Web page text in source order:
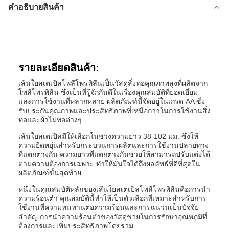
คําอธิบายสินค้า
รายละเอียดสินค้า:
เส้นใยสเตเปิลโพลีโพรพิลีนเป็นวัสดุสิ่งทอคุณภาพสูงที่ผลิตจาก
โพลีโพรพิลีน ซึ่งเป็นที่รู้จักกันดีในเรื่องคุณสมบัติที่ยอดเยี่ยม
และการใช้งานที่หลากหลาย ผลิตภัณฑ์นี้จัดอยู่ในเกรด AA ซึ่ง
รับประกันคุณภาพและประสิทธิภาพที่เหนือกว่าในการใช้งานสิ่ง
ทอและผ้าไม่ทอต่างๆ
เส้นใยสเตเปิลมีให้เลือกในช่วงความยาว 38-102 มม. ซึ่งให้
ความยืดหยุ่นสำหรับกระบวนการผลิตและการใช้งานปลายทาง
ที่แตกต่างกัน ความยาวที่แตกต่างกันช่วยให้สามารถปรับแต่งได้
ตามความต้องการเฉพาะ ทำให้มั่นใจได้ถึงผลลัพธ์ที่ดีที่สุดใน
ผลิตภัณฑ์ขั้นสุดท้าย
หนึ่งในคุณสมบัติหลักของเส้นใยสเตเปิลโพลีโพรพิลีนคือการนำ
ความร้อนต่ำ คุณสมบัตินี้ทำให้เป็นตัวเลือกที่เหมาะสำหรับการ
ใช้งานที่ความทนทานต่อความร้อนและการฉนวนเป็นปัจจัย
สำคัญ การนำความร้อนต่ำของวัสดุช่วยในการรักษาอุณหภูมิที่
ต้องการและเพิ่มประสิทธิภาพโดยรวม